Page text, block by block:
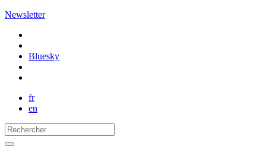
Newsletter
Bluesky
fr
en